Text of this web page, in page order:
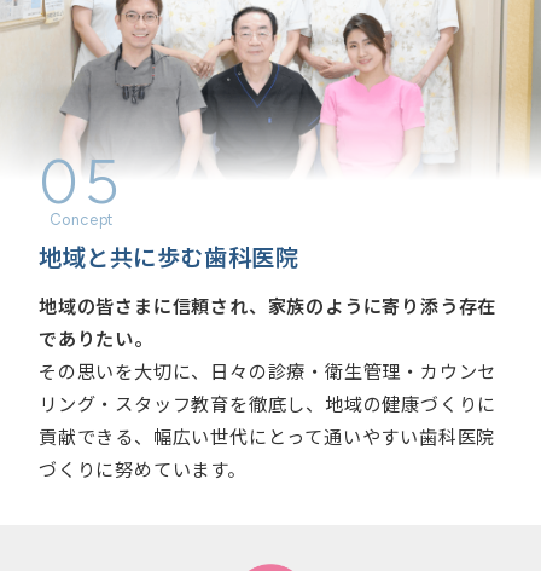
05
地域と共に歩む歯科医院
地域の皆さまに信頼され、家族のように寄り添う存在
でありたい。
その思いを大切に、日々の診療・衛生管理・カウンセ
リング・スタッフ教育を徹底し、地域の健康づくりに
貢献できる、幅広い世代にとって通いやすい歯科医院
づくりに努めています。